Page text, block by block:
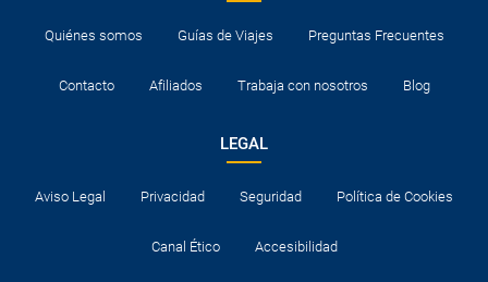
Quiénes somos Guías de Viajes Preguntas Frecuentes
Contacto Afiliados Trabaja con nosotros Blog
LEGAL
Aviso Legal Privacidad Seguridad Política de Cookies
Canal Ético Accesibilidad